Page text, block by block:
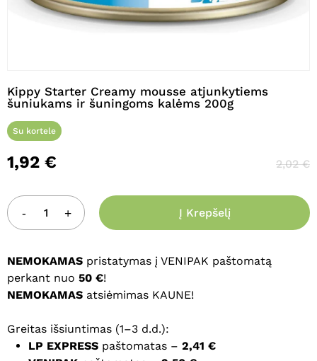
Kippy Starter Creamy mousse atjunkytiems
šuniukams ir šuningoms kalėms 200g
Su kortele
1,92 € 2,02€
Į Krepšelį
NEMOKAMAS pristatymas į VENIPAK paštomatą
perkant nuo 50 €!
NEMOKAMAS atsiėmimas KAUNE!
Greitas išsiuntimas (1–3 d.d.):
LP EXPRESS paštomatas – 2,41 €
išsaugoti vardą, el. pašto adresą ir
interneto puslapį, kad jų nebereiktų
parašyti komentarą.